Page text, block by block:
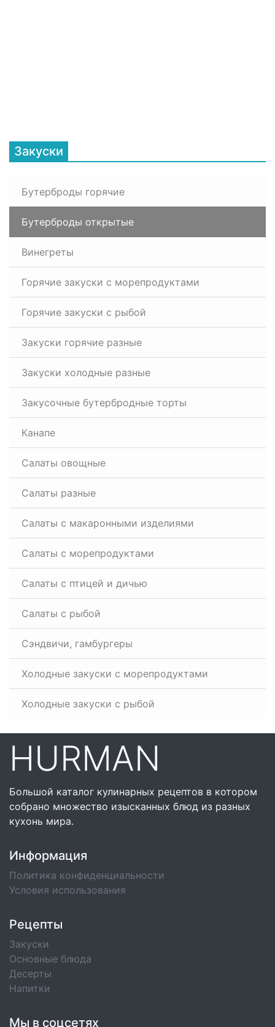
Закуски
Бутерброды горячие
Бутерброды открытые
Винегреты
Горячие закуски с морепродуктами
Горячие закуски с рыбой
Закуски горячие разные
Закуски холодные разные
Закусочные бутербродные торты
Канапе
Салаты овощные
Салаты разные
Салаты с макаронными изделиями
Салаты с морепродуктами
Салаты с птицей и дичью
Салаты с рыбой
Сэндвичи, гамбургеры
Холодные закуски с морепродуктами
Холодные закуски с рыбой
HURMAN
Большой каталог кулинарных рецептов в котором
собрано множество изысканных блюд из разных
кухонь мира.
Информация
Политика конфиденциальности
Условия использования
Рецепты
Закуски
Основные блюда
Десерты
Напитки
Мы в соцсетях